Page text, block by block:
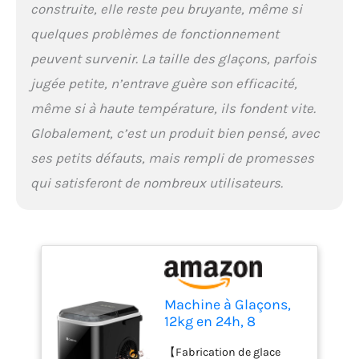
le panier à glace est plein
ou lorsque vous avez
d'eau. 【Facile à
nettoyer】 Cette machine
à glaçons est entièrement
portable car elle ne
nécessite aucune
plomberie ni évacuation.
Équipé d'une fonction de
nettoyage automatique,
nettoyage, et les eaux
usées peuvent s'écouler
du bouchon d'eau en
dessous. Ainsi, le
machine à glaçons ne
construite, elle reste peu bruyante, même si
quelques problèmes de fonctionnement
peuvent survenir. La taille des glaçons, parfois
jugée petite, n’entrave guère son efficacité,
même si à haute température, ils fondent vite.
Globalement, c’est un produit bien pensé, avec
ses petits défauts, mais rempli de promesses
qui satisferont de nombreux utilisateurs.
Machine à Glaçons,
12kg en 24h, 8
Minutes, Machine a
【Fabrication de glace